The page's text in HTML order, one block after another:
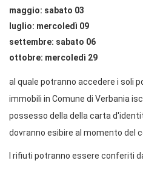
maggio: sabato 03
luglio: mercoledì 09
settembre: sabato 06
ottobre: mercoledì 29
al quale potranno accedere i soli
immobili in Comune di Verbania
possesso della della carta
dovranno esibire al momento del
I rifiuti potranno essere conferiti